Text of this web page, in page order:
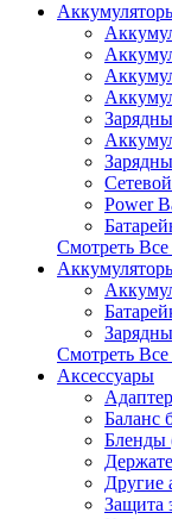
Power
Смотреть
Смотреть
Аксессуары
Баланс
Бленды
Другие
Защита